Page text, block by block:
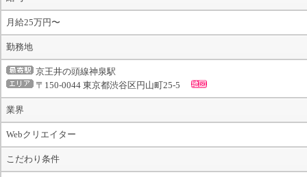
月給25万円〜
勤務地
京王井の頭線神泉駅
〒150-0044 東京都渋谷区円山町25-5
業界
Webクリエイター
こだわり条件